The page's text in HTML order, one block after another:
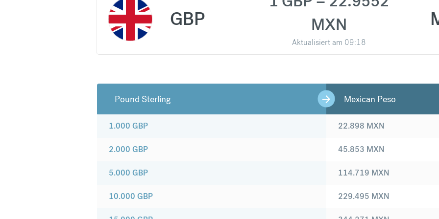
GBP
MXN
Aktualisiert am 09:18
Pound Sterling Mexican Peso
1.000 GBP
2.000 GBP
5.000 GBP
10.000 GBP
22.898 MXN
45.853 MXN
114.719 MXN
229.495 MXN